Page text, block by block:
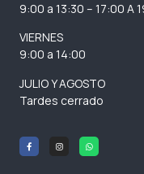
9:00 a 13:30 – 17:00 A
VIERNES
9:00 a 14:00
JULIO Y AGOSTO
Tardes cerrado